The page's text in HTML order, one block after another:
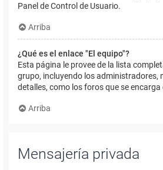
Panel de Control de Usuario.
Arriba
¿Qué es el enlace "El equipo"?
Esta página le provee de la lista
grupo, incluyendo los administradores,
detalles, como los foros que se
Arriba
Mensajería privada